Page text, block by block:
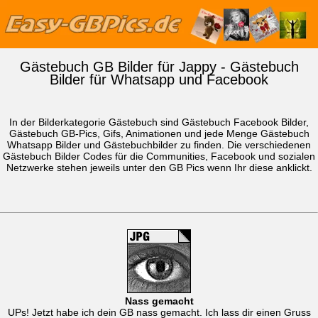
Gästebuch GB Bilder für Jappy - Gästebuch
Bilder für Whatsapp und Facebook
In der Bilderkategorie Gästebuch sind Gästebuch Facebook Bilder,
Gästebuch GB-Pics, Gifs, Animationen und jede Menge Gästebuch
Whatsapp Bilder und Gästebuchbilder zu finden. Die verschiedenen
Gästebuch Bilder Codes für die Communities, Facebook und sozialen
Netzwerke stehen jeweils unter den GB Pics wenn Ihr diese anklickt.
Nass gemacht
UPs! Jetzt habe ich dein GB nass gemacht. Ich lass dir einen Gruss